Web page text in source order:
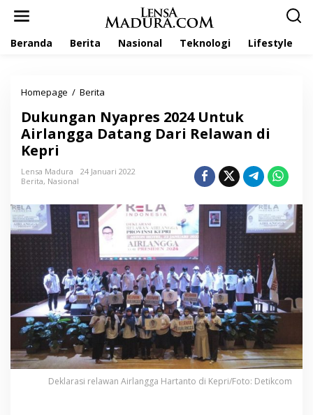
Beranda Berita Nasional Teknologi Lifestyle
Homepage / Berita
k
u
n
a
y
a
p
r
e
s
2
0
2
4
U
n
t
u
k
Dukungan Nyapres 2024 Untuk
Airlangga Datang Dari Relawan di
Kepri
Lensa Madura
24 Januari 2022
Berita, Nasional
Deklarasi relawan Airlangga Hartanto di Kepri/Foto: Detikcom